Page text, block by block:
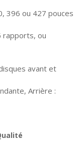
396 ou 427 pouces
rapports, ou
avant et
Arrière :